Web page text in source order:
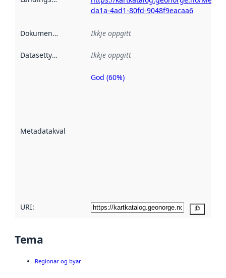
da1a-4ad1-80fd-9048f9eacaa6
Dokumentasjon Ikkje oppgitt
Datasettype Ikkje oppgitt
Metadatakvalitet
Metadatakvalitet
God (60%)
URI:
Tema
Regionar og byar